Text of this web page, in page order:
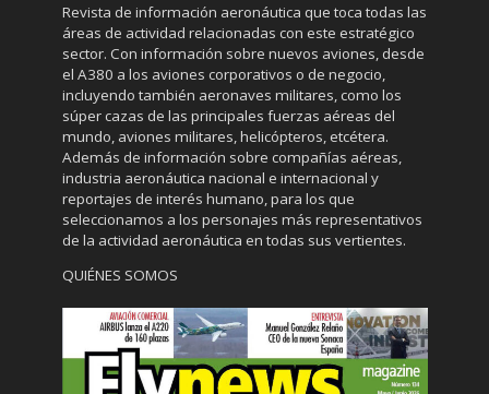
Revista de información aeronáutica que toca todas las
áreas de actividad relacionadas con este estratégico
sector. Con información sobre nuevos aviones, desde
el A380 a los aviones corporativos o de negocio,
incluyendo también aeronaves militares, como los
súper cazas de las principales fuerzas aéreas del
mundo, aviones militares, helicópteros, etcétera.
Además de información sobre compañías aéreas,
industria aeronáutica nacional e internacional y
reportajes de interés humano, para los que
seleccionamos a los personajes más representativos
de la actividad aeronáutica en todas sus vertientes.
QUIÉNES SOMOS